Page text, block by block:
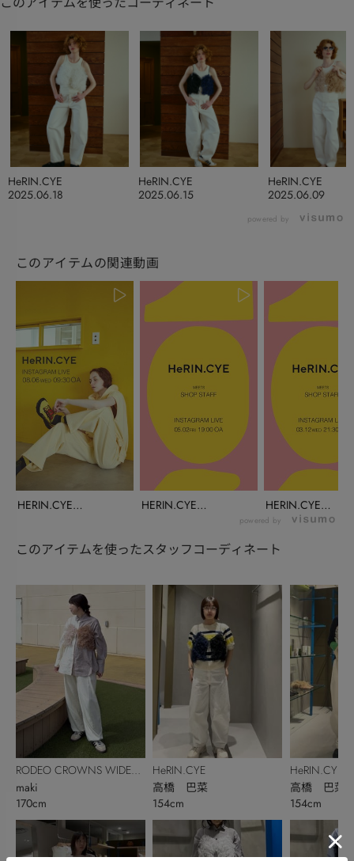
2025.06.18
HeRIN.CYE
2025.06.15
HeRIN.CYE
2025.06.09
HeRIN.CYE
powered by
このアイテムの関連動画
HERIN.CYE
HERIN.CYE
HERIN.CYE
INSTALIVE(...
powered by
このアイテムを使ったスタッフコーディネート
RODEO CROWNS WIDE
BOWL
maki
170cm
HeRIN.CYE
高橋 巴菜
154cm
HeRIN.CYE
高橋 巴菜
154cm